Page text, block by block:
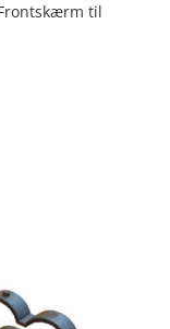
Frontskærm til